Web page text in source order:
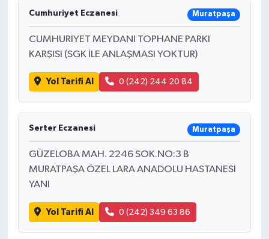
Cumhuriyet Eczanesi Muratpaşa
CUMHURİYET MEYDANI TOPHANE PARKI
KARŞISI (SGK İLE ANLAŞMASI YOKTUR)
Yol Tarifi Al 0 (242) 244 20 84
Serter Eczanesi Muratpaşa
GÜZELOBA MAH. 2246 SOK.NO:3 B
MURATPAŞA ÖZEL LARA ANADOLU HASTANESİ
YANI
Yol Tarifi Al 0 (242) 349 63 86